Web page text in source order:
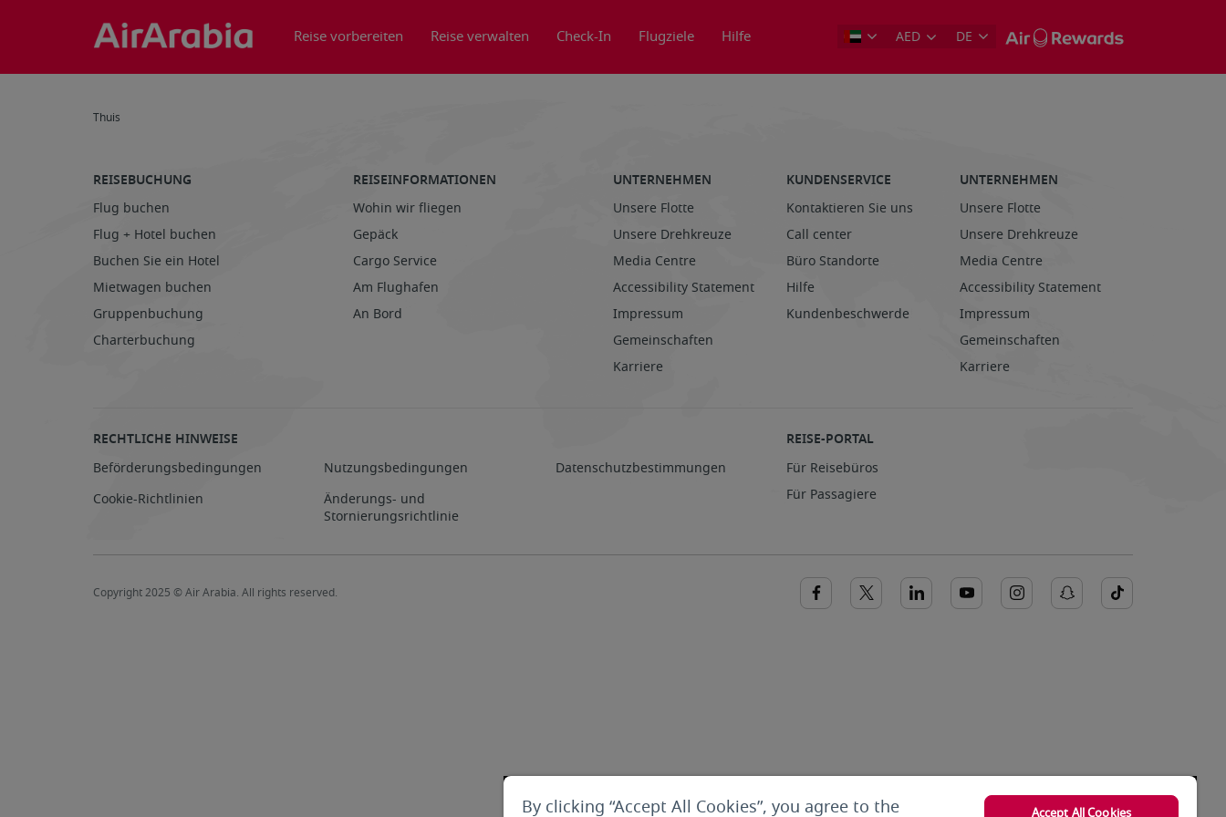
AED DE
Reise vorbereiten Reise verwalten Check-In Flugziele Hilfe
Thuis
REISEBUCHUNG
Flug buchen
Flug + Hotel buchen
Buchen Sie ein Hotel
Mietwagen buchen
Gruppenbuchung
Charterbuchung
REISEINFORMATIONEN
Wohin wir fliegen
Gepäck
Cargo Service
Am Flughafen
An Bord
UNTERNEHMEN
Unsere Flotte
Unsere Drehkreuze
Media Centre
Accessibility Statement
Impressum
Gemeinschaften
Karriere
KUNDENSERVICE
Kontaktieren Sie uns
Call center
Büro Standorte
Hilfe
Kundenbeschwerde
UNTERNEHMEN
Unsere Flotte
Unsere Drehkreuze
Media Centre
Accessibility Statement
Impressum
Gemeinschaften
Karriere
RECHTLICHE HINWEISE
Beförderungsbedingungen
Nutzungsbedingungen
Datenschutzbestimmungen
Cookie-Richtlinien
Änderungs- und
Stornierungsrichtlinie
REISE-PORTAL
Für Reisebüros
Für Passagiere
Copyright 2025 © Air Arabia. All rights reserved.
By clicking “Accept All Cookies”, you agree to the Accept All Cookies